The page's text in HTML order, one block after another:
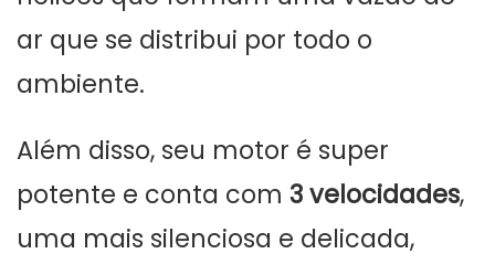
ar que se distribui por todo o
ambiente.
Além disso, seu motor é super
potente e conta com 3 velocidades,
uma mais silenciosa e delicada,